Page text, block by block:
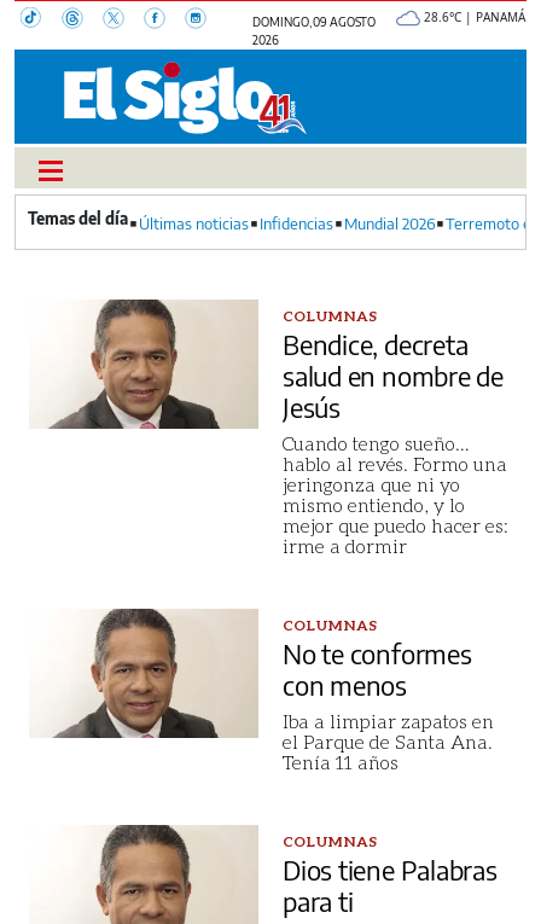
DOMINGO, 09 AGOSTO
2026
28.6°C | PANAMÁ
Últimas noticias Infidencias Mundial 2026 Terremoto
COLUMNAS
Bendice, decreta
salud en nombre de
Jesús
Cuando tengo sueño…
hablo al revés. Formo una
jeringonza que ni yo
mismo entiendo, y lo
mejor que puedo hacer es:
irme a dormir
COLUMNAS
No te conformes
con menos
Iba a limpiar zapatos en
el Parque de Santa Ana.
Tenía 11 años
COLUMNAS
Dios tiene Palabras
para ti